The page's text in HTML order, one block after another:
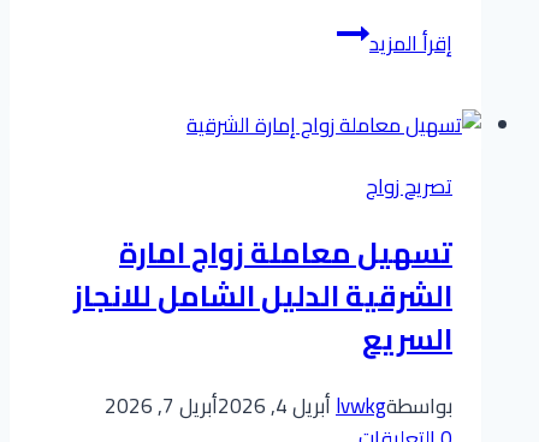
إقرأ المزيد
معقب
وضع
كيف
زواجك
شرعياً
بشكل
رسمياً
في
السعودية
تصريح زواج
تسهيل معاملة زواج امارة
الشرقية الدليل الشامل للانجاز
السريع
بواسطةlvwkgأبريل 4, 2026
أبريل 7, 2026